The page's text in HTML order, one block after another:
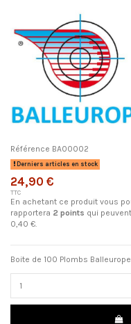
Référence BA00002
Derniers articles en stock
24,90 €
TTC
En achetant ce produit vous
rapportera 2 points qui
0,40 €.
Boite de 100 Plombs